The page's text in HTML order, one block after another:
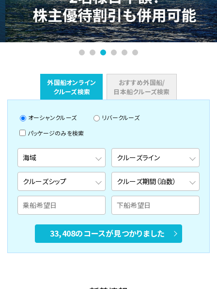
外国船オンライン
クルーズ検索
おすすめ外国船/
日本船クルーズ検索
オーシャンクルーズ
リバークルーズ
パッケージのみを検索
33,408のコースが見つかりました